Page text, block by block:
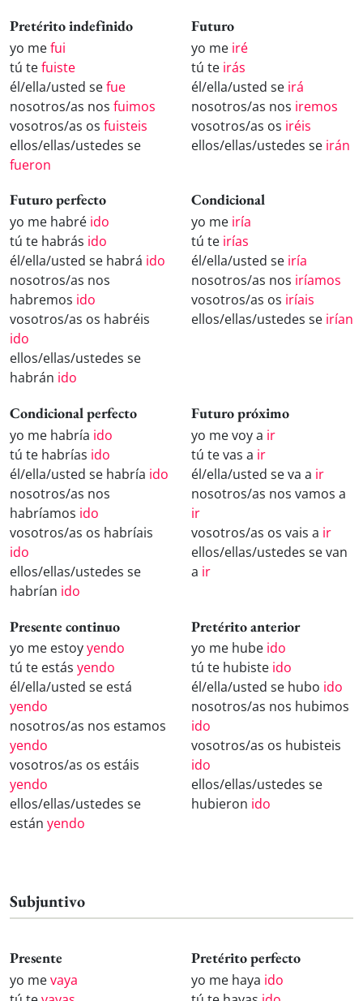
Pretérito indefinido
yo mefui
tú tefuiste
él/ella/usted sefue
nosotros/as nos fuimos
vosotros/as os fuisteis
ellos/ellas/ustedes se
fueron
Futuro
yo me iré
tú te irás
él/ella/usted se irá
nosotros/as nos iremos
vosotros/as os iréis
ellos/ellas/ustedes se irán
Futuro perfecto
yo me habré ido
tú te habrás ido
él/ella/usted se habrá ido
nosotros/as nos
habremos ido
vosotros/as os habréis
ido
ellos/ellas/ustedes se
habrán ido
Condicional
yo me iría
tú te irías
él/ella/usted se iría
nosotros/as nos iríamos
vosotros/as os iríais
ellos/ellas/ustedes se irían
Condicional perfecto
yo me habría ido
tú te habrías ido
él/ella/usted se habría ido
nosotros/as nos
habríamos ido
vosotros/as os habríais
ido
ellos/ellas/ustedes se
habrían ido
Futuro próximo
yo me voy a ir
tú te vas a ir
él/ella/usted se va a ir
nosotros/as nos vamos a
ir
vosotros/as os vais a ir
ellos/ellas/ustedes se van
a ir
Presente continuo
yo me estoyyendo
tú te estás yendo
él/ella/usted se está
yendo
nosotros/as nos estamos
yendo
vosotros/as os estáis
yendo
ellos/ellas/ustedes se
están yendo
Pretérito anterior
yo me hube ido
tú te hubiste ido
él/ella/usted se hubo ido
nosotros/as nos hubimos
ido
vosotros/as os hubisteis
ido
ellos/ellas/ustedes se
hubieron ido
Subjuntivo
Presente
yo mevaya
Pretérito perfecto
yo me haya ido